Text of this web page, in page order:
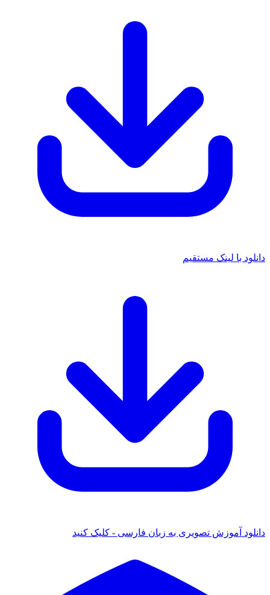
دانلود با لینک مستقیم
دانلود آموزش تصویری به زبان فارسی - کلیک کنید